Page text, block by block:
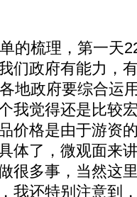
的梳理，第一天
们政府有能力，
地政府要综合运
我觉得还是比较
价格是由于游资
体了，微观面来
很多事，当然这
我还特别注意到